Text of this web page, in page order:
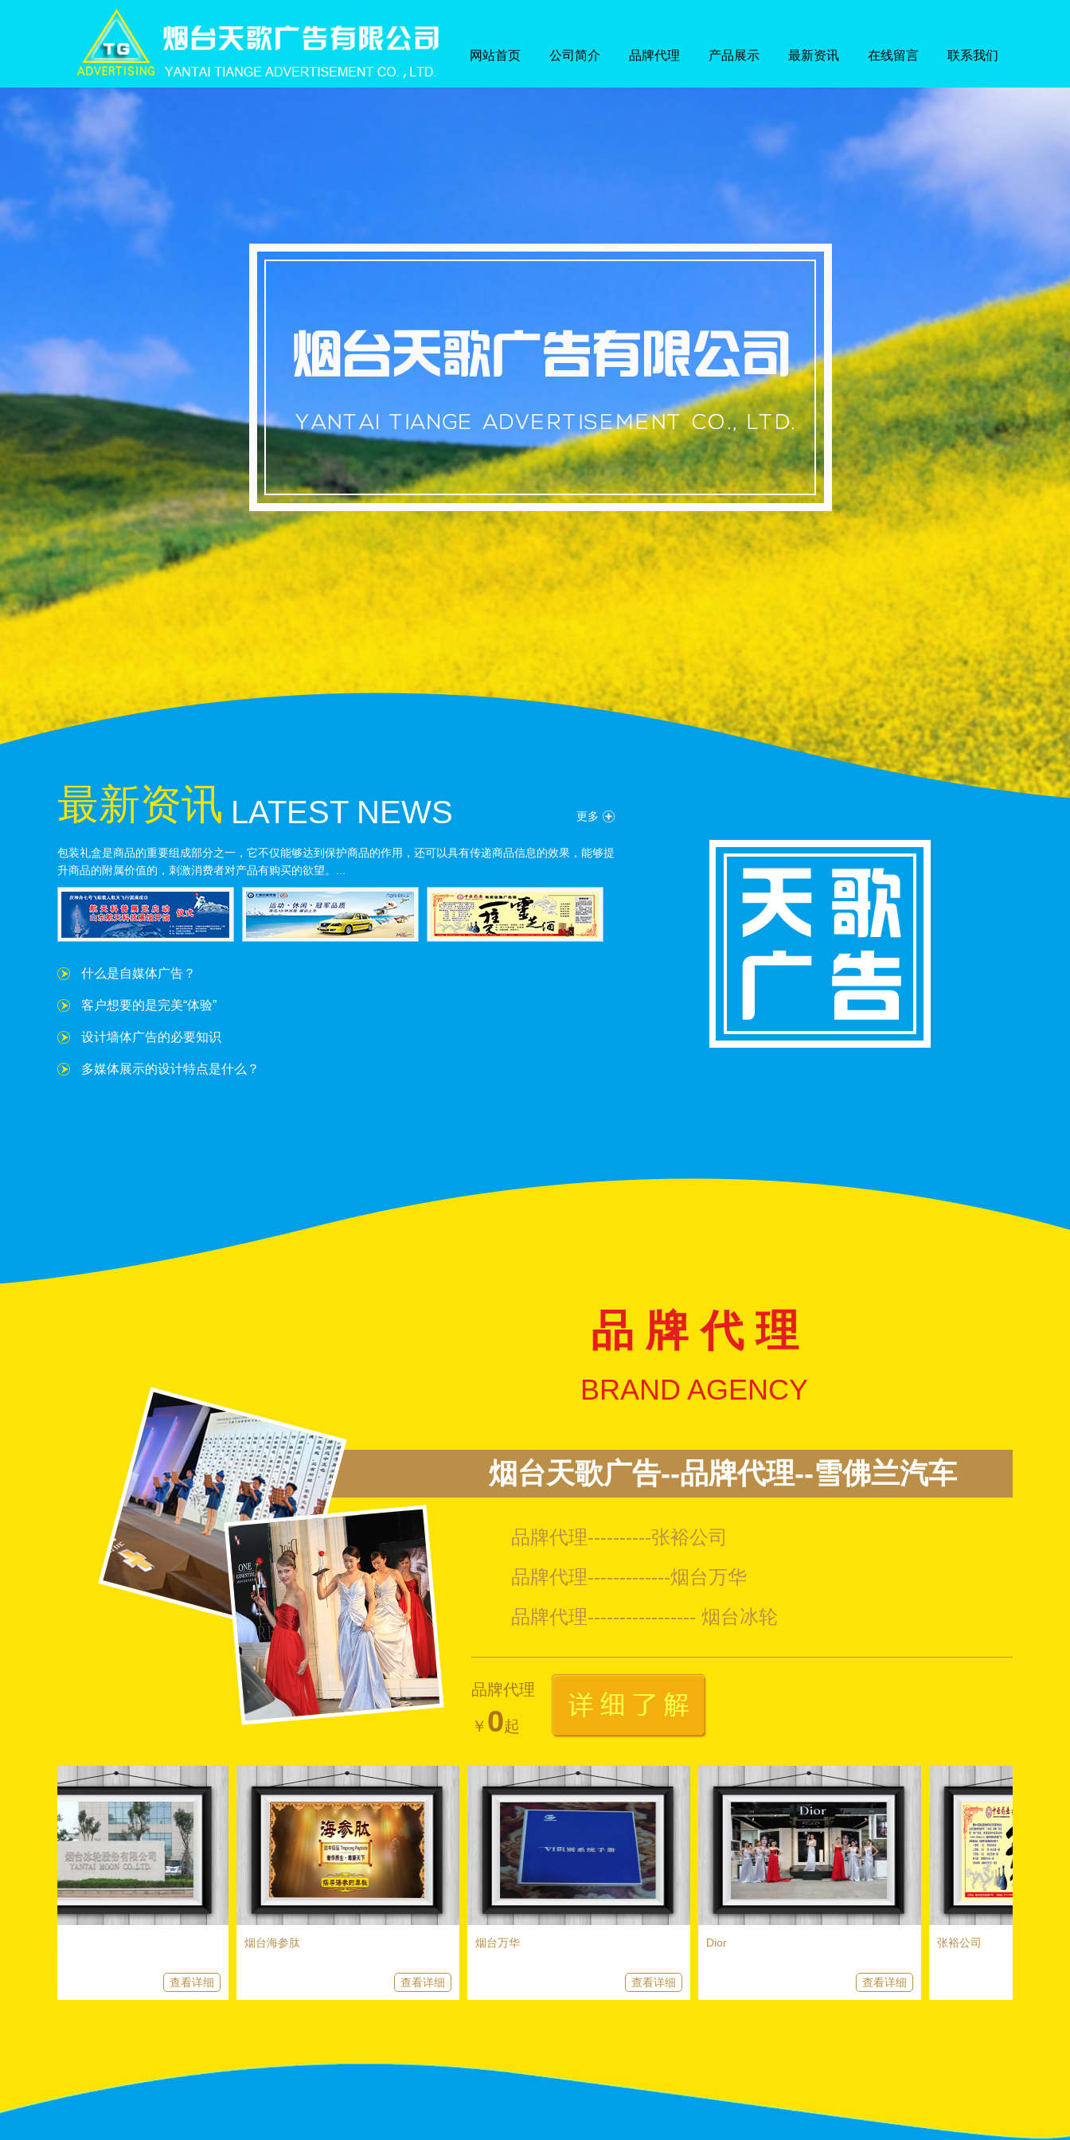
网站首页 公司简介 品牌代理 产品展示 最新资讯 在线留言 联系我们
最新资讯 LATEST NEWS 更多
包装礼盒是商品的重要组成部分之一，它不仅能够达到保护商品的作用，还可以具有传递商品信息的效果，能够提
升商品的附属价值的，刺激消费者对产品有购买的欲望。...
什么是自媒体广告？
客户想要的是完美“体验”
设计墙体广告的必要知识
多媒体展示的设计特点是什么？
品 牌 代 理
BRAND AGENCY
烟台天歌广告--品牌代理--雪佛兰汽车
品牌代理----------张裕公司
品牌代理-------------烟台万华
品牌代理----------------- 烟台冰轮
品牌代理
￥ 0起
烟台海参肽